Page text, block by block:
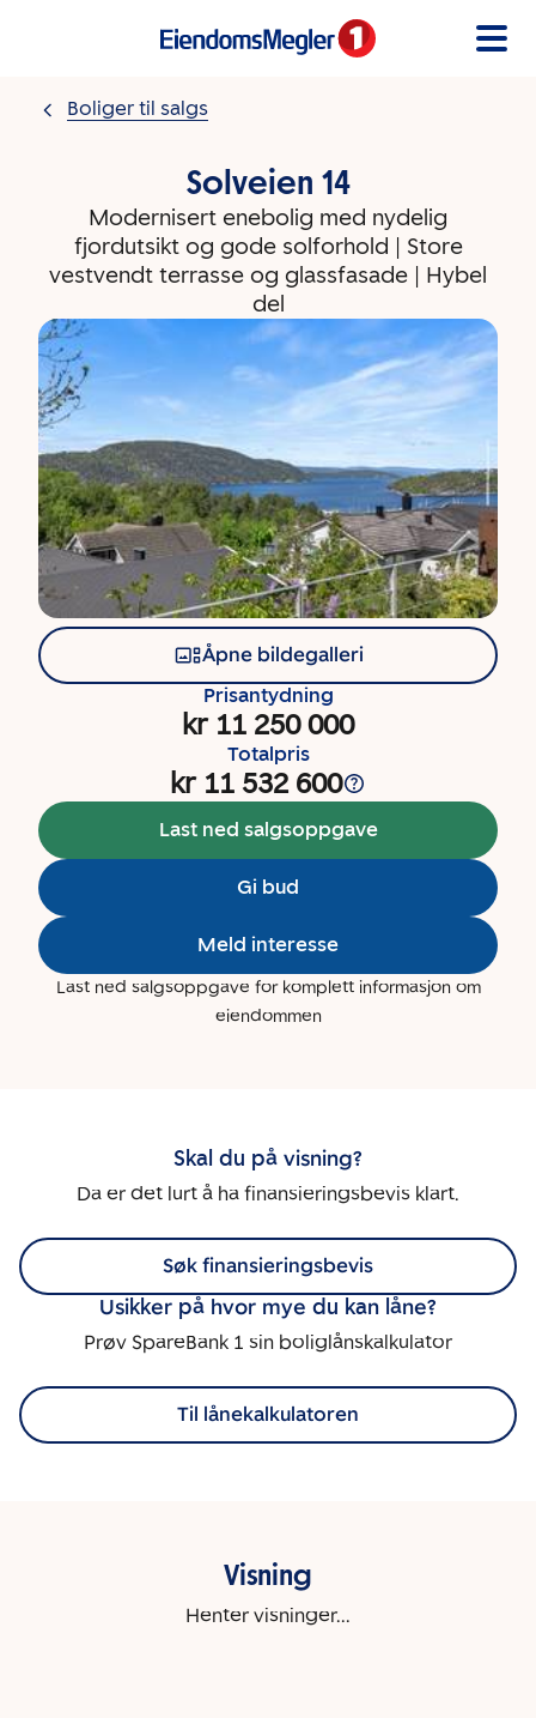
Boliger til salgs
Solveien 14
Modernisert enebolig med nydelig
fjordutsikt og gode solforhold | Store
vestvendt terrasse og glassfasade | Hybel
del
Åpne bildegalleri
Prisantydning
kr 11 250 000
Totalpris
kr 11 532 600
Last ned salgsoppgave
Gi bud
Meld interesse
Last ned salgsoppgave for komplett informasjon om
eiendommen
Skal du på visning?
Da er det lurt å ha finansieringsbevis klart.
Søk finansieringsbevis
Usikker på hvor mye du kan låne?
Prøv SpareBank 1 sin boliglånskalkulator
Til lånekalkulatoren
Visning
Henter visninger...